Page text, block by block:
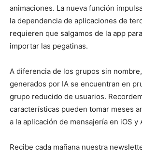
animaciones. La nueva función
la dependencia de aplicaciones de
requieren que salgamos de la app
importar las pegatinas.
A diferencia de los grupos sin
generados por IA se encuentran en
grupo reducido de usuarios.
características pueden tomar meses
a la aplicación de mensajería en iOS y
Recibe cada mañana nuestra